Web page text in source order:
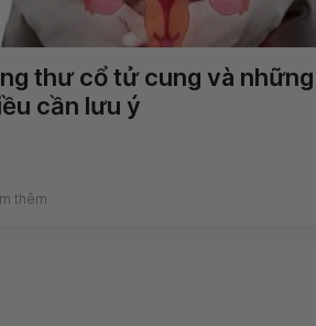
thư cổ tử cung và những
cần lưu ý
thêm